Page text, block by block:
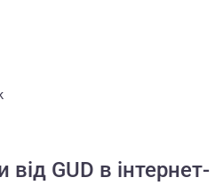
GUD в інтернет-